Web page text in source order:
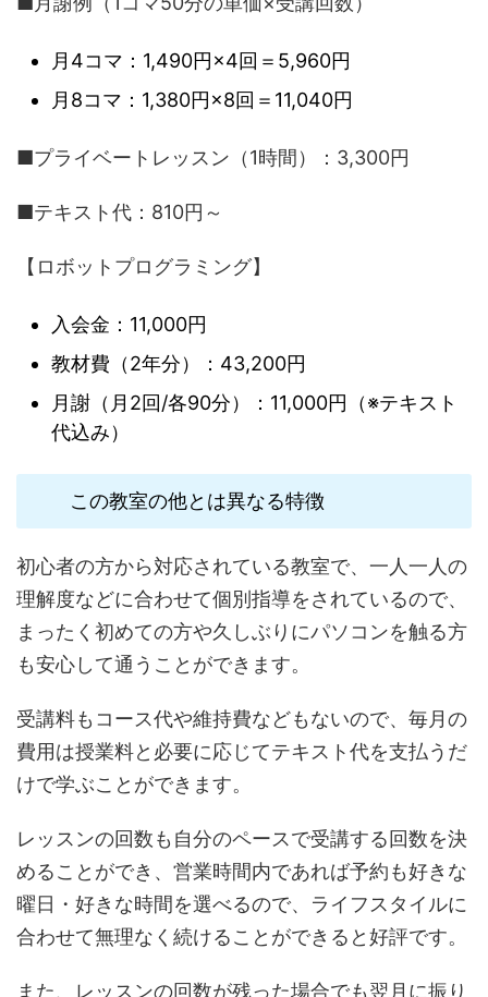
月4コマ：1,490円×4回＝5,960円
月8コマ：1,380円×8回＝11,040円
■プライベートレッスン（1時間）：3,300円
■テキスト代：810円～
【ロボットプログラミング】
入会金：11,000円
教材費（2年分）：43,200円
月謝（月2回/各90分）：11,000円（※テキスト
代込み）
この教室の他とは異なる特徴
初心者の方から対応されている教室で、一人一人の
理解度などに合わせて個別指導をされているので、
まったく初めての方や久しぶりにパソコンを触る方
も安心して通うことができます。
受講料もコース代や維持費などもないので、毎月の
費用は授業料と必要に応じてテキスト代を支払うだ
けで学ぶことができます。
レッスンの回数も自分のペースで受講する回数を決
めることができ、営業時間内であれば予約も好きな
曜日・好きな時間を選べるので、ライフスタイルに
合わせて無理なく続けることができると好評です。
また、レッスンの回数が残った場合でも翌月に振り